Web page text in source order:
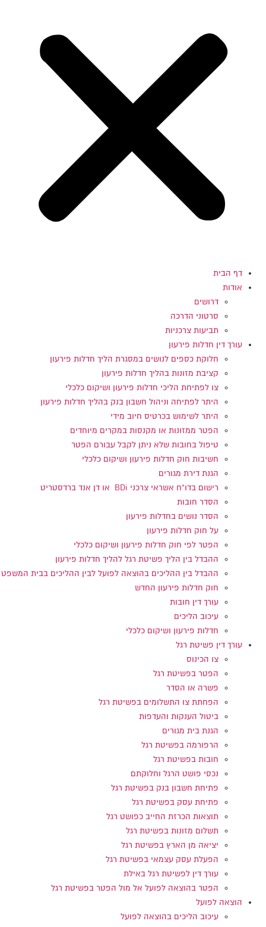
דף הבית
אודות
דרושים
סרטוני הדרכה
תביעות צרכניות
עורך דין חדלות פירעון
חלוקת כספים לנושים במסגרת הליך חדלות פירעון
קציבת מזונות בהליך חדלות פירעון
צו לפתיחת הליכי חדלות פירעון ושיקום כלכלי
היתר לפתיחה וניהול חשבון בנק בהליך חדלות פירעון
היתר לשימוש בכרטיס חיוב מידי
הפטר ממזונות או מקנסות במקרים מיוחדים
טיפול בחובות שלא ניתן לקבל עבורם הפטר
חשיבות חוק חדלות פירעון ושיקום כלכלי
הגנת דירת מגורים
רישום בדו"ח אשראי צרכני BDi או דן אנד ברדסטריט
הסדר חובות
הסדר נושים בחדלות פירעון
על חוק חדלות פירעון
הפטר לפי חוק חדלות פירעון ושיקום כלכלי
ההבדל בין הליך פשיטת רגל להליך חדלות פירעון
ההבדל בין ההליכים בהוצאה לפועל לבין ההליכים בבית המשפט
חוק חדלות פירעון החדש
עורך דין חובות
עיכוב הליכים
חדלות פירעון ושיקום כלכלי
עורך דין פשיטת רגל
צו הכינוס
הפטר בפשיטת רגל
פשרה או הסדר
הפחתת צו התשלומים בפשיטת רגל
ביטול הענקות והעדפות
הגנת בית מגורים
הרפורמה בפשיטת רגל
חובות בפשיטת רגל
נכסי פושט הרגל וחלוקתם
פתיחת חשבון בנק בפשיטת רגל
פתיחת עסק בפשיטת רגל
תוצאות הכרזת החייב כפושט רגל
תשלום מזונות בפשיטת רגל
יציאה מן הארץ בפשיטת רגל
הפעלת עסק עצמאי בפשיטת רגל
עורך דין לפשיטת רגל באילת
הפטר בהוצאה לפועל אל מול הפטר בפשיטת רגל
הוצאה לפועל
עיכוב הליכים בהוצאה לפועל